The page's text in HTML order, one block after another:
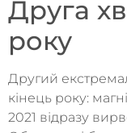
Друга
року
Другий
кінець року:
2021 відразу